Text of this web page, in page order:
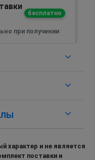
бесплатно
при получении
характер и не является
поставки и